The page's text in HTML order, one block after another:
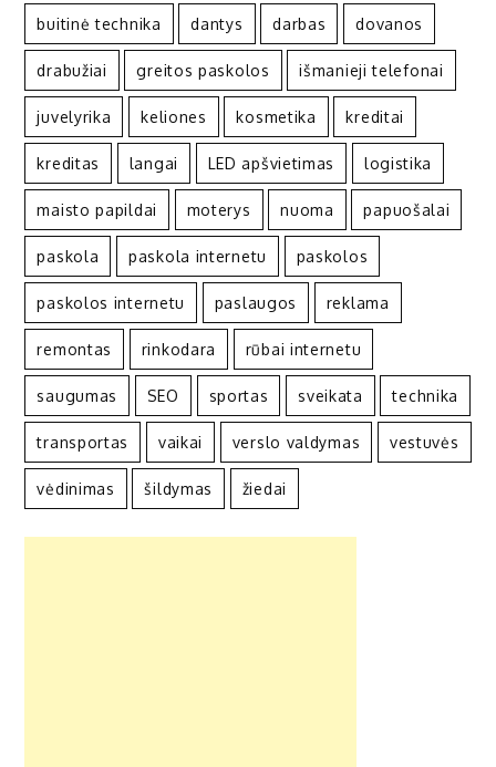
buitinė technika dantys darbas dovanos
drabužiai greitos paskolos išmanieji telefonai
juvelyrika keliones kosmetika kreditai
kreditas langai LED apšvietimas logistika
maisto papildai moterys nuoma papuošalai
paskola paskola internetu paskolos
paskolos internetu paslaugos reklama
remontas rinkodara rūbai internetu
saugumas SEO sportas sveikata technika
transportas vaikai verslo valdymas vestuvės
vėdinimas šildymas žiedai